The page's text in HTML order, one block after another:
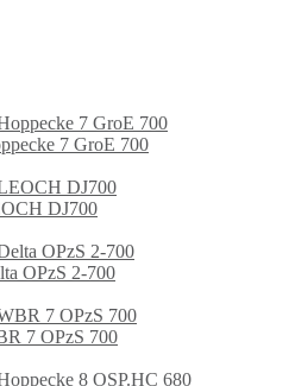
7 GroE 700
DJ700
OPzS 2-700
7 OPzS 700